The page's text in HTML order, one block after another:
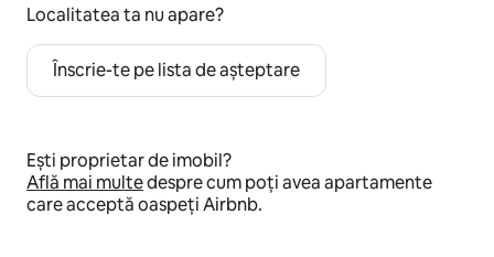
Localitatea ta nu apare?
Înscrie-te pe lista de așteptare
Ești proprietar de imobil?
Află mai multedespre cum poți avea apartamente
care acceptă oaspeți Airbnb.